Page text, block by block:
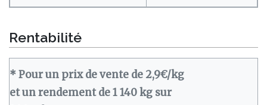
Rentabilité
* Pour un prix de vente de 2,9€/kg
et un rendement de 1 140 kg sur